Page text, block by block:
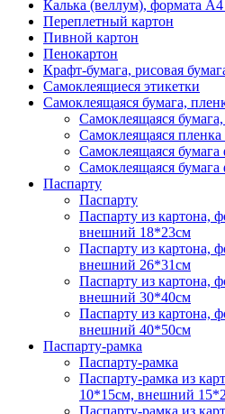
Калька (веллум), формата
Переплетный картон
Пивной картон
Пенокартон
Крафт-бумага, рисовая
Самоклеящиеся этикетки
Самоклеящаяся бумага,
Самоклеящаяся
Самоклеящаяся
Самоклеящаяся
Самоклеящаяся
Паспарту
Паспарту
Паспарту из картона,
внешний 18*23см
Паспарту из картона,
внешний 26*31см
Паспарту из картона,
внешний 30*40см
Паспарту из картона,
внешний 40*50см
Паспарту-рамка
Паспарту-рамка
Паспарту-рамка из
10*15см, внешний
Паспарту-рамка из